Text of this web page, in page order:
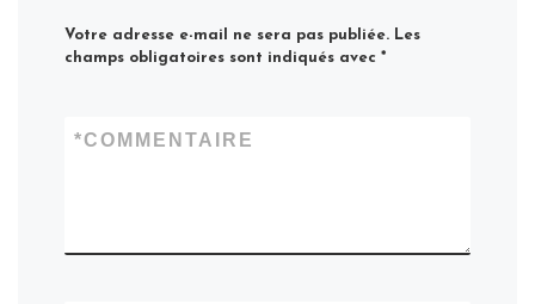
Votre adresse e-mail ne sera pas publiée. Les
champs obligatoires sont indiqués avec*
COMMENTAIRE
*